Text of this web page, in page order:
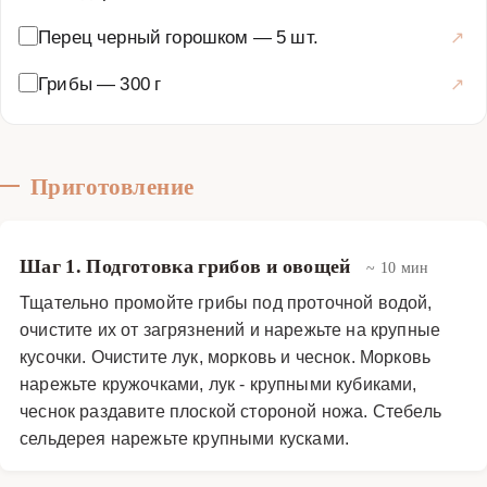
а тимьян и чеснок обладают антибактериальными
свойствами.
Перец черный горошком — 5 шт.
Грибы —300 г
Приготовление
Шаг 1. Подготовка грибов и овощей ~ 10 мин
Тщательно промойте грибы под проточной водой,
очистите их от загрязнений и нарежьте на крупные
кусочки. Очистите лук, морковь и чеснок. Морковь
нарежьте кружочками, лук - крупными кубиками,
чеснок раздавите плоской стороной ножа. Стебель
сельдерея нарежьте крупными кусками.